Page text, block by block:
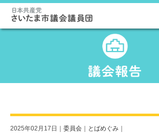
2025年02月17日｜ 委員会 とばめぐみ